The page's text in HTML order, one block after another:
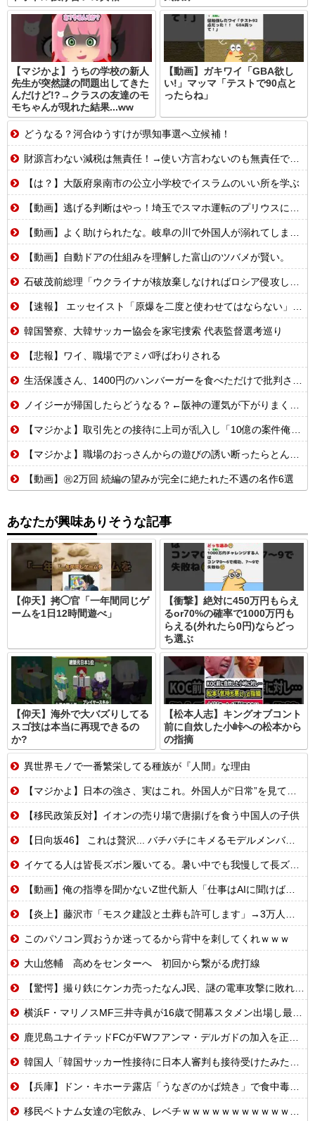
【マジかよ】うちの学校の新人
先生が突然謎の問題出してきた
んだけど!?→クラスの友達のモ
モちゃんが現れた結果...ww
【動画】ガキワイ「GBA欲し
い!」マッマ「テストで90点と
ったらね」
どうなる？河合ゆうすけが県知事選へ立候補！
財源言わない減税は無責任！→使い方言わないのも無責任では？
【は？】大阪府泉南市の公立小学校でイスラムのいい所を学ぶ
【動画】逃げる判断はやっ！埼玉でスマホ運転のプリウスに当て逃げされる車載。
【動画】よく助けられたな。岐阜の川で外国人が溺れてしまう事故。
【動画】自動ドアの仕組みを理解した富山のツバメが賢い。
石破茂前総理「ウクライナが核放棄しなければロシア侵攻しなかった」！
【速報】 エッセイスト「原爆を二度と使わせてはならない」→リプ「もちろん中国の核も非難する？」→即ブロック
韓国警察、大韓サッカー協会を家宅捜索 代表監督選考巡り
【悲報】ワイ、職場でアミバ呼ばわりされる
生活保護さん、1400円のハンバーガーを食べただけで批判される
ノイジーが帰国したらどうなる？←阪神の運気が下がりまくるやろな
【マジかよ】取引先との接待に上司が乱入し「10億の案件俺がもらったw残念だったな負け犬w」→取引先社長「誰だね君は…」既に契約成立していて…
【マジかよ】職場のおっさんからの遊びの誘い断ったらとんでもないこと言われたんだが
【動画】㊗️2万回 続編の望みが完全に絶たれた不遇の名作6選
あなたが興味ありそうな記事
【仰天】拷◯官「一年間同じゲ
ームを1日12時間遊べ」
【衝撃】絶対に450万円もらえ
るor70%の確率で1000万円も
らえる(外れたら0円)ならどっ
ち選ぶ
【仰天】海外で大バズりしてる
スゴ技は本当に再現できるの
か?
【松本人志】キングオブコント
前に自炊した小峠への松本から
の指摘
異世界モノで一番繁栄してる種族が『人間』な理由
【マジかよ】日本の強さ、実はこれ。外国人が“日常”を見て衝撃を受けた理由
【移民政策反対】イオンの売り場で唐揚げを食う中国人の子供
【日向坂46】 これは贅沢... バチバチにキメるモデルメンバーこちら
イケてる人は皆長ズボン履いてる。暑い中でも我慢して長ズボン履いてる。半ズボンはモテ無い。厳しいって
【動画】俺の指導を聞かないZ世代新人「仕事はAIに聞けば余裕w」俺「AI以下でごめんね」→指導やめて放置プレイした結果w
【炎上】藤沢市「モスク建設と土葬も許可します」→3万人の反対署名も却下
このパソコン買おうか迷ってるから背中を刺してくれｗｗｗ
大山悠輔 高めをセンターへ 初回から繋がる虎打線
【驚愕】撮り鉄にケンカ売ったなんJ民、謎の電車攻撃に敗れてしまうwww
横浜F・マリノスMF三井寺眞が16歳で開幕スタメン出場し最年少記録更新 さらにデビュー戦でいきなりゴール
鹿児島ユナイテッドFCがFWフアンマ・デルガドの加入を正式発表 「皆さんに最高の喜びを届けられるよう頑張ります！」
韓国人「韓国サッカー性接待に日本人審判も接待受けたみたいだよ」
【兵庫】ドン・キホーテ露店「うなぎのかば焼き」で食中毒 男女14人が発熱や腹痛など訴え…サルモネラ属の菌検出
移民ベトナム女達の宅飲み、レベチｗｗｗｗｗｗｗｗｗｗｗｗｗｗｗｗｗｗｗｗｗｗｗｗ